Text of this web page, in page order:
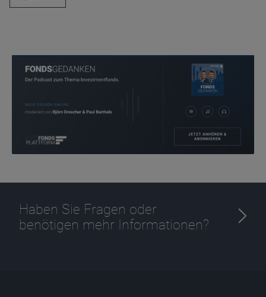
Haben Sie Fragen oder
benötigen mehr Informationen?